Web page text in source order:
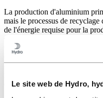
Le site web de Hydro,
La production d'aluminium
mais le processus de
de l'énergie requise pour la
usine d'extrusion et une unité
Cela nous offre une
cycles, garantir la
d'approvisionnement.